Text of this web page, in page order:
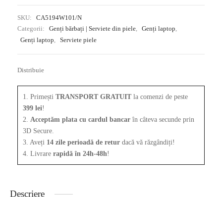
SKU:
CA5194W101/N
Categorii:
Genți bărbați | Serviete din piele, Genți laptop,
Genți laptop, Serviete piele
Distribuie
1. Primești TRANSPORT GRATUIT la comenzi de peste
399 lei!
2. Acceptăm plata cu cardul bancar în câteva secunde prin
3D Secure.
3. Aveți 14 zile perioadă de retur dacă vă răzgândiți!
4. Livrare rapidă în 24h-48h!
Descriere